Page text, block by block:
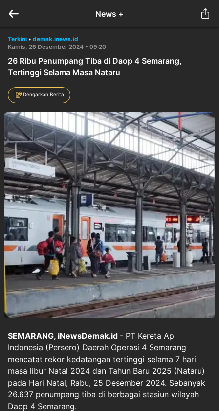
News +
Terkini • demak.inews.id
Kamis, 26 Desember 2024 - 09:20
26 Ribu Penumpang Tiba di Daop 4 Semarang,
Tertinggi Selama Masa Nataru
Dengarkan Berita
SEMARANG, iNewsDemak.id - PT Kereta Api
Indonesia (Persero) Daerah Operasi 4 Semarang
mencatat rekor kedatangan tertinggi selama 7 hari
masa libur Natal 2024 dan Tahun Baru 2025 (Nataru)
pada Hari Natal, Rabu, 25 Desember 2024. Sebanyak
26.637 penumpang tiba di berbagai stasiun wilayah
Daop 4 Semarang.